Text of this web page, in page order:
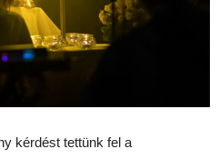
kérdést tettünk fel a